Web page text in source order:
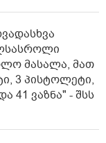
მასალა, მათ
3 პისტოლეტი,
41 ვაზნა" - შსს